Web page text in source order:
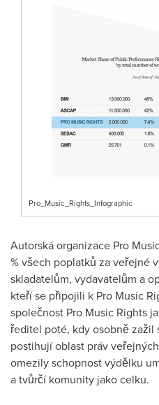
Pro_Music_Rights_Infographic
Autorská organizace Pro
% všech poplatků za veřejné
skladatelům, vydavatelům a
kteří se připojili k Pro Music
společnost Pro Music Rights
ředitel poté, kdy osobně
postihují oblast práv
omezily schopnost výdělku
a tvůrčí komunity jako celku.